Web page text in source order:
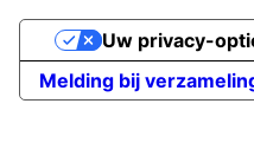
Melding bij
Uw privacy-